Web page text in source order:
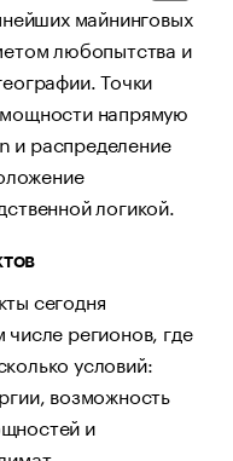
майнинговых
любопытства и
Точки
напрямую
и распределение
логикой.
сегодня
регионов, где
условий:
возможность
и